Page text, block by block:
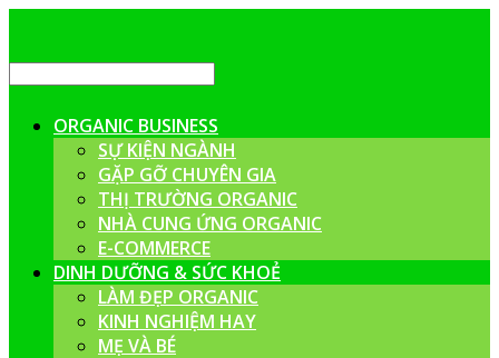
ORGANIC BUSINESS
SỰ KIỆN NGÀNH
GẶP GỠ CHUYÊN GIA
THỊ TRƯỜNG ORGANIC
NHÀ CUNG ỨNG ORGANIC
E-COMMERCE
DINH DƯỠNG & SỨC KHOẺ
LÀM ĐẸP ORGANIC
KINH NGHIỆM HAY
MẸ VÀ BÉ